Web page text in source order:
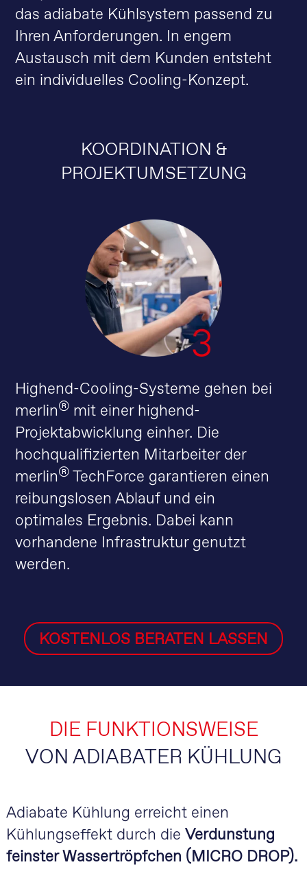
das adiabate Kühlsystem passend zu
Ihren Anforderungen. In engem
Austausch mit dem Kunden entsteht
ein individuelles Cooling-Konzept.
KOORDINATION &
PROJEKTUMSETZUNG
Highend-Cooling-Systeme gehen bei
merlin® mit einer highend-
Projektabwicklung einher. Die
hochqualifizierten Mitarbeiter der
merlin®TechForce garantieren einen
reibungslosen Ablauf und ein
optimales Ergebnis. Dabei kann
vorhandene Infrastruktur genutzt
werden.
KOSTENLOS BERATEN LASSEN
DIE FUNKTIONSWEISE
VON ADIABATER KÜHLUNG
Adiabate Kühlung erreicht einen
Kühlungseffekt durch die Verdunstung
feinster Wassertröpfchen (MICRO DROP).